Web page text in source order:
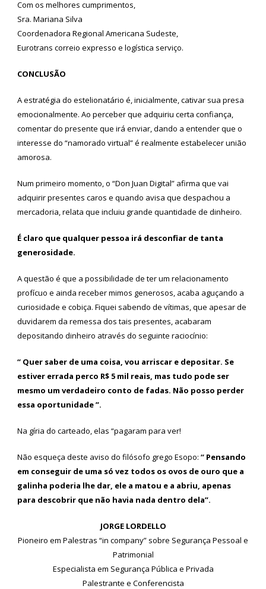
Com os melhores cumprimentos,
Sra. Mariana Silva
Coordenadora Regional Americana Sudeste,
Eurotrans correio expresso e logística serviço.
CONCLUSÃO
A estratégia do estelionatário é, inicialmente, cativar sua presa
emocionalmente. Ao perceber que adquiriu certa confiança,
comentar do presente que irá enviar, dando a entender que o
interesse do “namorado virtual” é realmente estabelecer união
amorosa.
Num primeiro momento, o “Don Juan Digital” afirma que vai
adquirir presentes caros e quando avisa que despachou a
mercadoria, relata que incluiu grande quantidade de dinheiro.
É claro que qualquer pessoa irá desconfiar de tanta
generosidade.
A questão é que a possibilidade de ter um relacionamento
profícuo e ainda receber mimos generosos, acaba aguçando a
curiosidade e cobiça. Fiquei sabendo de vítimas, que apesar de
duvidarem da remessa dos tais presentes, acabaram
depositando dinheiro através do seguinte raciocínio:
“ Quer saber de uma coisa, vou arriscar e depositar. Se
estiver errada perco R$ 5 mil reais, mas tudo pode ser
mesmo um verdadeiro conto de fadas. Não posso perder
essa oportunidade ”.
Na gíria do carteado, elas “pagaram para ver!
Não esqueça deste aviso do filósofo grego Esopo: “ Pensando
em conseguir de uma só vez todos os ovos de ouro que a
galinha poderia lhe dar, ele a matou e a abriu, apenas
para descobrir que não havia nada dentro dela”.
JORGE LORDELLO
Pioneiro em Palestras “in company” sobre Segurança Pessoal e
Patrimonial
Especialista em Segurança Pública e Privada
Palestrante e Conferencista